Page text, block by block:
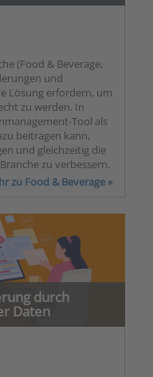
(Food & Beverage,
und
Lösung erfordern, um
zu werden. In
Tool als
beitragen kann,
und gleichzeitig die
zu verbessern.
zu Food & Beverage »
durch
Daten